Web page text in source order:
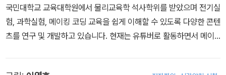
국민대학교 교육대학원에서 물리교육학 석사학위를 받았으며 전기실
험, 과학실험, 메이킹 코딩 교육을 쉽게 이해할 수 있도록 다양한 콘텐
츠를 연구 및 개발하고 있습니다. 현재는 유튜버로 활동하면서 메이